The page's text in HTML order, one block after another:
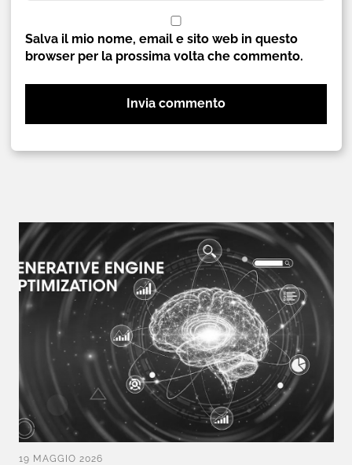
Salva il mio nome, email e sito web in questo
browser per la prossima volta che commento.
19 MAGGIO 2026